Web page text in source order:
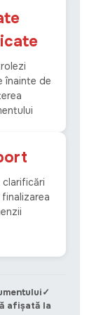
înainte de
clarificări
afișată la